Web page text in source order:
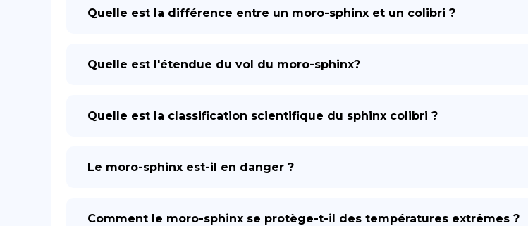
Quelle est la différence entre un moro-sphinx et un colibri ?
Quelle est l'étendue du vol du moro-sphinx?
Quelle est la classification scientifique du sphinx colibri ?
Le moro-sphinx est-il en danger ?
Comment le moro-sphinx se protège-t-il des températures extrêmes ?